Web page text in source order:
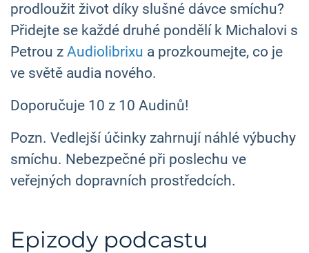
prodloužit život díky slušné dávce smíchu?
Přidejte se každé druhé pondělí k Michalovi s
Petrou z Audiolibrixu a prozkoumejte, co je
ve světě audia nového.
Doporučuje 10 z 10 Audinů!
Pozn. Vedlejší účinky zahrnují náhlé výbuchy
smíchu. Nebezpečné při poslechu ve
veřejných dopravních prostředcích.
Epizody podcastu